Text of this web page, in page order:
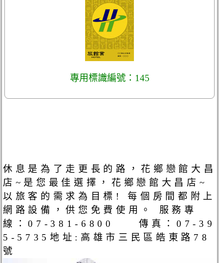
專用標識編號：145
休息是為了走更長的路，花鄉戀館大昌
店~是您最佳選擇，花鄉戀館大昌店~
以旅客的需求為目標! 每個房間都附上
網路設備，供您免費使用。 服務專
線：07-381-6800 傳真：07-39
5-5735地址:高雄市三民區皓東路78
號